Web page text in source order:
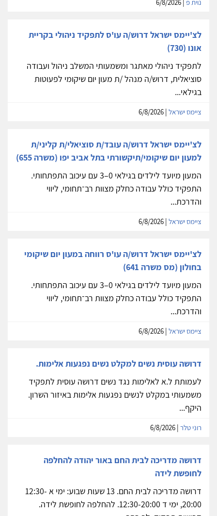
נוית פ
לצ'יימס ישראל דרוש/ה עו'ס לתפקיד ניהולי בקריית
אונו (730)
לתפקיד ניהולי מאתגר ומשמעותי המשלב ניהול ועבודה
סוציאלית, דרוש/ה מנהל /ת מעון יום שיקומי לפעוטות
בגילאי...
ציימס ישראל
לצ'יימס ישראל דרוש/ה עובד/ת סוציאלי/ת קליני/ת
למעון יום שיקומי/תיקשורתי בתל אביב יפו (משרה 655)
המעון מיועד לילדים בגילאי 0–3 עם עיכוב התפתחותי.
התפקיד כולל עבודה כחלק מצוות רב־תחומי, ליווי
והדרכת...
ציימס ישראל
לצ'יימס ישראל דרוש/ה עו'ס רווחה במעון יום שיקומי
בחולון (מס משרה 641)
המעון מיועד לילדים בגילאי 0–3 עם עיכוב התפתחותי.
התפקיד כולל עבודה כחלק מצוות רב־תחומי, ליווי
והדרכת...
ציימס ישראל
דרושה עוסית נשים למקלט נשים נפגעות אלימות.
לעמותת ל.א לאלימות נגד נשים דרושה עוסית לתפקיד
משמעותי במקלט לנשים נפגעות אלימות באיזור השרון.
היקף...
רוני טלר
דרושה מדריכה לבית החם באור יהודה להחלפה
לחופשת לידה
דרושה מדריכה לבית החם. 13 שעות שבוע: ימי א 12:30-
20:00, ימי ד 12:30-20:00. להחלפה לחופשת לידה.